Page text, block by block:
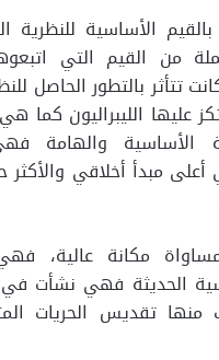
الأساسية للنظرية
من القيم التي
تتأثر بالتطور الحاصل
عليها الليبراليون كما
الأساسية
مبدأ أخلاقي والأكثر
مكانة عالية،
الحديثة فهي نشأت في
منها تقديس الحريات